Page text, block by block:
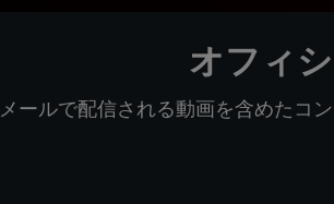
オフィ
ールで配信される動画を含めたコ